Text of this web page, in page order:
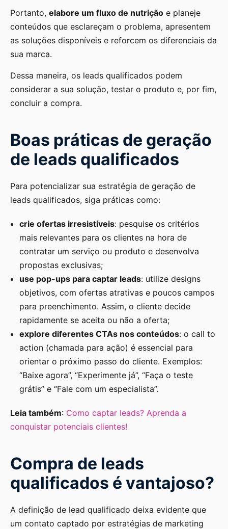
Portanto, elabore um fluxo de nutrição e planeje
conteúdos que esclareçam o problema, apresentem
as soluções disponíveis e reforcem os diferenciais da
sua marca.
Dessa maneira, os leads qualificados podem
considerar a sua solução, testar o produto e, por fim,
concluir a compra.
Boas práticas de geração
de leads qualificados
Para potencializar sua estratégia de geração de
leads qualificados, siga práticas como:
crie ofertas irresistíveis: pesquise os critérios
mais relevantes para os clientes na hora de
contratar um serviço ou produto e desenvolva
propostas exclusivas;
use pop-ups para captar leads: utilize designs
objetivos, com ofertas atrativas e poucos campos
para preenchimento. Assim, o cliente decide
rapidamente se aceita ou não a oferta;
explore diferentes CTAs nos conteúdos: o call to
action (chamada para ação) é essencial para
orientar o próximo passo do cliente. Exemplos:
“Baixe agora”, “Experimente já”, “Faça o teste
grátis” e “Fale com um especialista”.
Leia também: Como captar leads? Aprenda a
conquistar potenciais clientes!
Compra de leads
qualificados é vantajoso?
A definição de lead qualificado deixa evidente que
um contato captado por estratégias de marketing